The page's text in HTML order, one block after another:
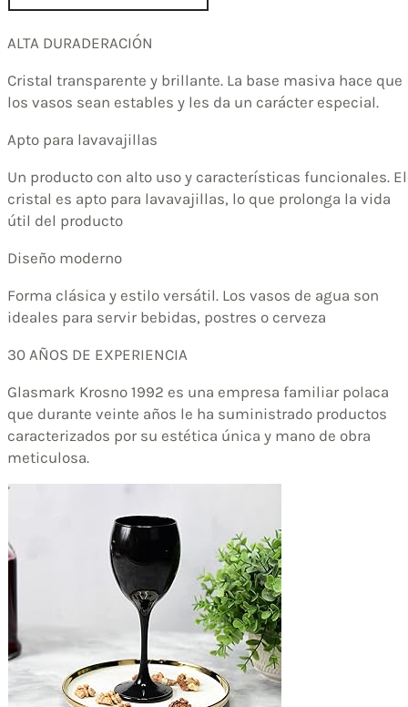
ALTA DURADERACIÓN
Cristal transparente y brillante. La base masiva hace que
los vasos sean estables y les da un carácter especial.
Apto para lavavajillas
Un producto con alto uso y características funcionales. El
cristal es apto para lavavajillas, lo que prolonga la vida
útil del producto
Diseño moderno
Forma clásica y estilo versátil. Los vasos de agua son
ideales para servir bebidas, postres o cerveza
30 AÑOS DE EXPERIENCIA
Glasmark Krosno 1992 es una empresa familiar polaca
que durante veinte años le ha suministrado productos
caracterizados por su estética única y mano de obra
meticulosa.